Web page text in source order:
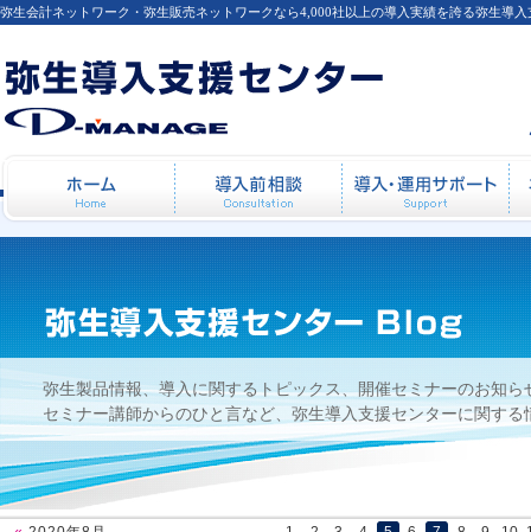
弥生給与 平成29年度 年末調整コース開催
弥生会計ネットワーク・弥生販売ネットワークなら4,000社以上の導入実績を誇る弥生導
弥生製品情報、導入に関するトピックス、開催セミナーのお知ら
セミナー講師からのひと言など、弥生導入支援センターに関す
ホーム 導入前相談 導